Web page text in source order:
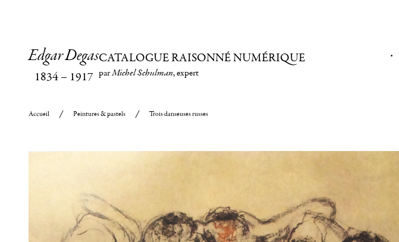
Edgar Degas
1834– 1917
CATALOGUE RAISONNÉ NUMÉRIQUE
parMichel Schulman, expert
Accueil Peintures & pastels Trois danseuses russes